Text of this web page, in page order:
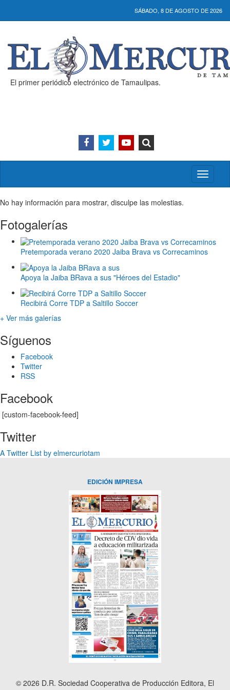
SÁBADO, 8 DE AGOSTO DE 2026
El primer periódico electrónico de Tamaulipas.
Activar/
menú
No hay información para mostrar, disculpe las molestias.
Fotogalerías
Pretemporada verano 2020 Jaiba Brava vs Correcaminos
Apoya la Jaiba BRava a sus "Héroes del Estadio"
Recibirá Corre TDP a Saltillo Soccer
+ Ver más galerías
Síguenos
Facebook
Twitter
RSS
Facebook
[custom-facebook-feed]
Twitter
A Twitter List by elmercuriotam
EDICIÓN IMPRESA
© 2026 D.R. Sociedad Cooperativa de Producción Editora, El